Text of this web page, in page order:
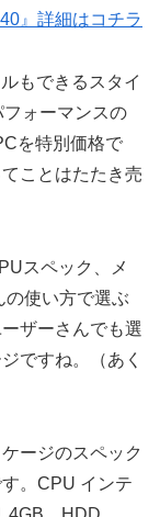
』詳細はコチラ
もできるスタイ
ォーマンスの
を特別価格で
ことはたたき売
スペック、メ
使い方で選ぶ
ザーさんでも選
ですね。（あく
ージのスペック
。CPU インテ